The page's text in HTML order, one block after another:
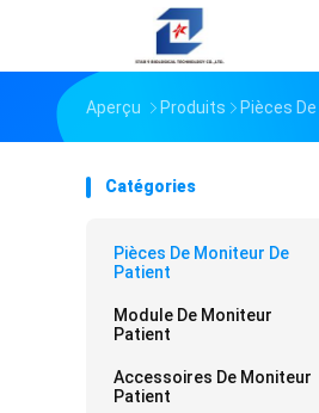
Aperçu Produits Pièces
Catégories
Pièces De Moniteur De
Patient
Module De Moniteur
Patient
Accessoires De Moniteur
Patient